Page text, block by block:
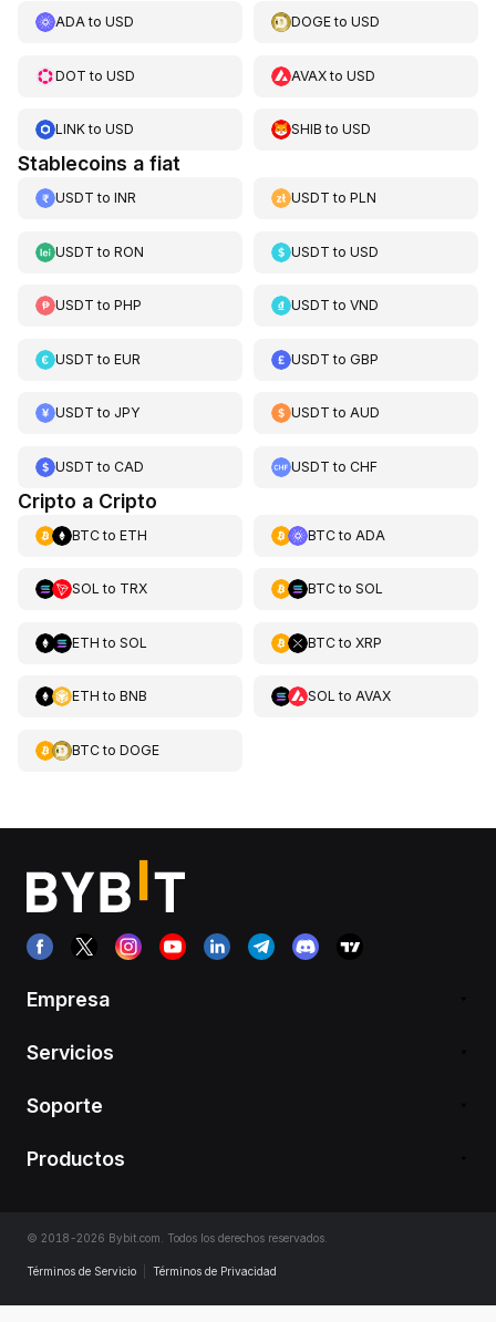
ADAto USD DOGEtoUSD
DOT to USD AVAXtoUSD
LINKto USD SHIB toUSD
Stablecoins a fiat
USDT to INR USDT toPLN
USDT to RON USDT toUSD
USDT to PHP USDT toVND
USDT to EUR USDT toGBP
USDT to JPY USDT toAUD
USDT to CAD USDT toCHF
Cripto a Cripto
BTCto ETH BTCto ADA
SOL to TRX BTCto SOL
ETH to SOL BTCto XRP
ETH to BNB SOL to AVAX
BTCto DOGE
Empresa
Servicios
Soporte
Productos
© 2018-2026 Bybit.com. Todos los derechos reservados.
Términos de Servicio Términos de Privacidad